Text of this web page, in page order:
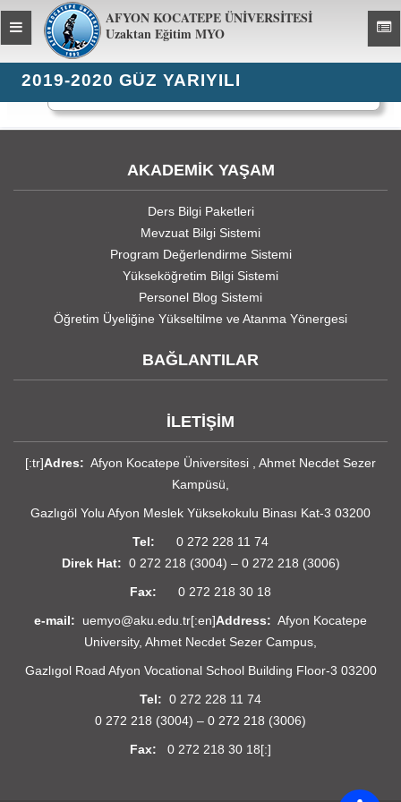
AFYON KOCATEPE ÜNİVERSİTESİ
Uzaktan Eğitim MYO
Toggle
global
navigation
2019-2020 GÜZ YARIYILI
AKADEMİK YAŞAM
Ders Bilgi Paketleri
Mevzuat Bilgi Sistemi
Program Değerlendirme Sistemi
Yükseköğretim Bilgi Sistemi
Personel Blog Sistemi
Öğretim Üyeliğine Yükseltilme ve Atanma Yönergesi
BAĞLANTILAR
İLETİŞİM
[:tr]Adres: Afyon Kocatepe Üniversitesi , Ahmet Necdet Sezer
Kampüsü,
Gazlıgöl Yolu Afyon Meslek Yüksekokulu Binası Kat-3 03200
Tel: 0 272 228 11 74
Direk Hat: 0 272 218 (3004) – 0 272 218 (3006)
Fax: 0 272 218 30 18
e-mail: uemyo@aku.edu.tr[:en]Address: Afyon Kocatepe
University, Ahmet Necdet Sezer Campus,
Gazlıgol Road Afyon Vocational School Building Floor-3 03200
Tel: 0 272 228 11 74
0 272 218 (3004) – 0 272 218 (3006)
Fax: 0 272 218 30 18[:]